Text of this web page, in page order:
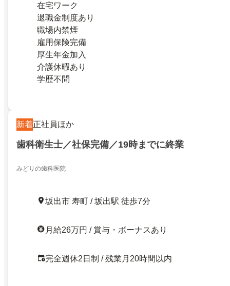
在宅ワーク
退職金制度あり
職場内禁煙
雇用保険完備
厚生年金加入
介護休暇あり
学歴不問
新着正社員ほか
歯科衛生士／社保完備／19時までに終業
みどりの歯科医院
坂出市 寿町 / 坂出駅 徒歩7分
月給26万円 / 賞与・ボーナスあり
完全週休2日制 / 残業月20時間以内